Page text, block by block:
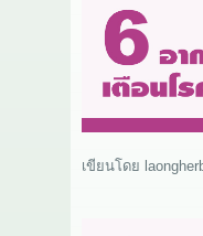
OEM HUB
GREEN HOUSE
เขียนโดย